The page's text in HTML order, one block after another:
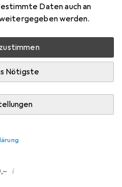
Daten auch an
werden.
Nötigste
beim Drittanbieter
Lieferzeit
Warenkorb
i